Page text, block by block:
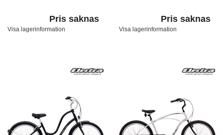
Pris saknas
Visa lagerinformation
Pris saknas
Visa lagerinformation